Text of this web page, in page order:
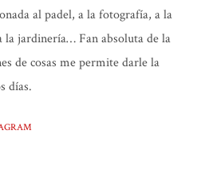
al padel, a la fotografía, a la
jardinería… Fan absoluta de la
de cosas me permite darle la
días.